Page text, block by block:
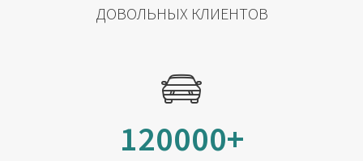
ДОВОЛЬНЫХ КЛИЕНТОВ
120000+